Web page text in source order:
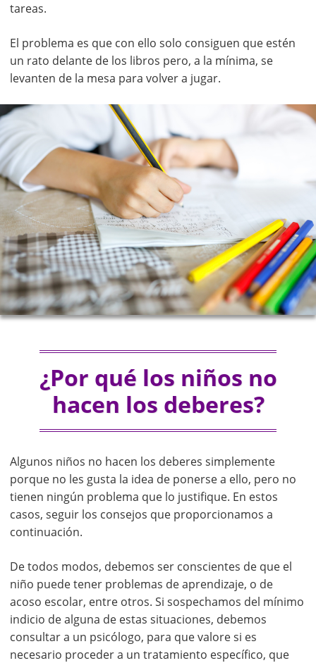
tareas.
El problema es que con ello solo consiguen que estén
un rato delante de los libros pero, a la mínima, se
levanten de la mesa para volver a jugar.
¿Por qué los niños no
hacen los deberes?
Algunos niños no hacen los deberes simplemente
porque no les gusta la idea de ponerse a ello, pero no
tienen ningún problema que lo justifique. En estos
casos, seguir los consejos que proporcionamos a
continuación.
De todos modos, debemos ser conscientes de que el
niño puede tener problemas de aprendizaje, o de
acoso escolar, entre otros. Si sospechamos del mínimo
indicio de alguna de estas situaciones, debemos
consultar a un psicólogo, para que valore si es
necesario proceder a un tratamiento específico, que